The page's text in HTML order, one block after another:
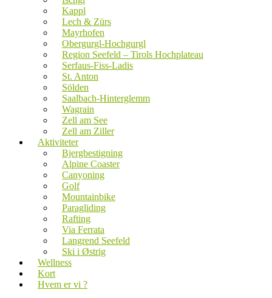
Kappl
Lech & Zürs
Mayrhofen
Obergurgl-Hochgurgl
Region Seefeld – Tirols Hochplateau
Serfaus-Fiss-Ladis
St. Anton
Sölden
Saalbach-Hinterglemm
Wagrain
Zell am See
Zell am Ziller
Aktiviteter
Bjergbestigning
Alpine Coaster
Canyoning
Golf
Mountainbike
Paragliding
Rafting
Via Ferrata
Langrend Seefeld
Ski i Østrig
Wellness
Kort
Hvem er vi ?